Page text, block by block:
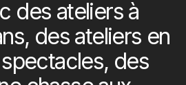
des ateliers à
des ateliers en
des